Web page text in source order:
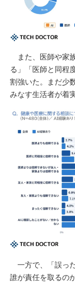
また、医師や家
る」「医師と同程
割強いた。まだ少
みなす生活者が着
一方で、「誤っ
誰が責任を取るの